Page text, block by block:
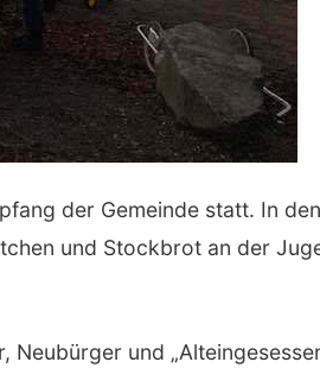
der Gemeinde statt. In
und Stockbrot an der
und